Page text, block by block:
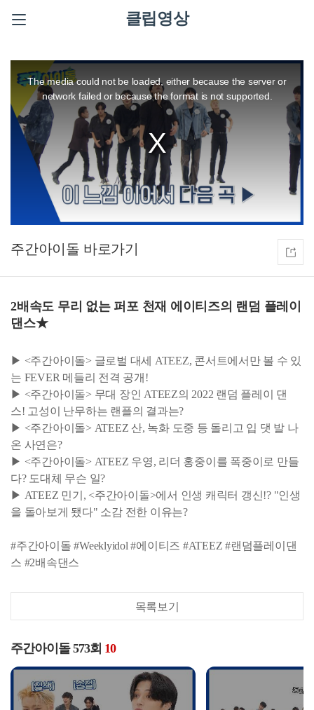
클립영상
modal
window.
The media could not be loaded, either because the server or
network failed or because the format is not supported.
주간아이돌
2배속도 무리 없는 퍼포 천재 에이티즈의 랜덤 플레이
댄스★
▶ <주간아이돌> 글로벌 대세 ATEEZ, 콘서트에서만 볼 수 있
는 FEVER 메들리 전격 공개!
▶ <주간아이돌> 무대 장인 ATEEZ의 2022 랜덤 플레이 댄
스! 고성이 난무하는 랜플의 결과는?
▶ <주간아이돌> ATEEZ 산, 녹화 도중 등 돌리고 입 댓 발 나
온 사연은?
▶ <주간아이돌> ATEEZ 우영, 리더 홍중이를 폭중이로 만들
다? 도대체 무슨 일?
▶ ATEEZ 민기, <주간아이돌>에서 인생 캐릭터 갱신!? "인생
을 돌아보게 됐다" 소감 전한 이유는?
#주간아이돌 #Weeklyidol #에이티즈 #ATEEZ #랜덤플레이댄
스 #2배속댄스
목록보기
주간아이돌 573회 10